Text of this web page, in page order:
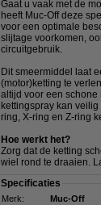
Gaat u vaak met de
heeft Muc-Off deze
voor een optimale
slijtage voorkomen,
circuitgebruik.
Dit smeermiddel laat
(motor)ketting te
altijd voor een schone
kettingspray kan
ring, X-ring en Z-ring
Hoe werkt het?
Zorg dat de ketting
wiel rond te draaien.
Specificaties
Merk: Muc-Off